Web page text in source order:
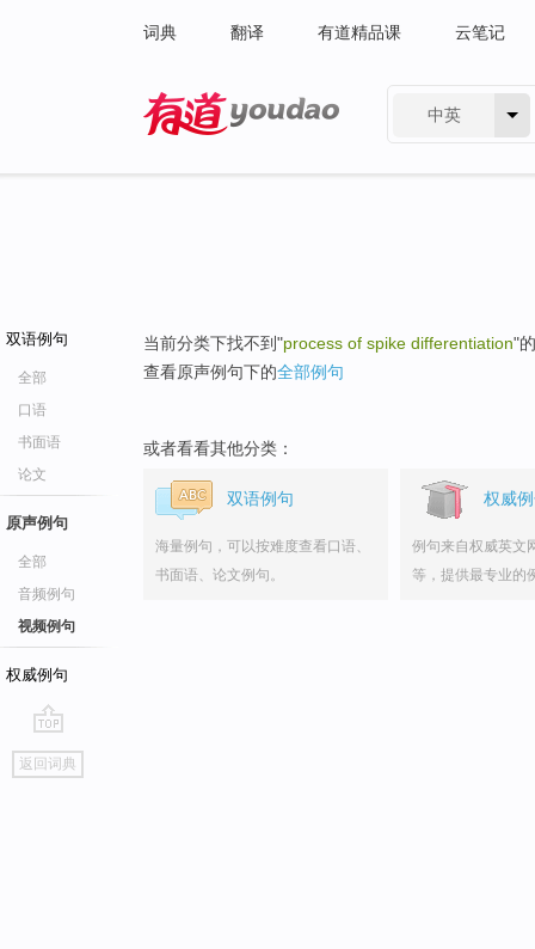
词典 翻译 有道精品课 云笔记
中英
双语例句
全部
口语
书面语
论文
原声例句
全部
音频例句
视频例句
权威例句
go
top
返回词典
当前分类下找不到"process of spike differentiation"
查看原声例句下的全部例句
或者看看其他分类：
双语例句
海量例句，可以按难度查看口语、
书面语、论文例句。
权威
例句来自权威英文
等，提供最专业的